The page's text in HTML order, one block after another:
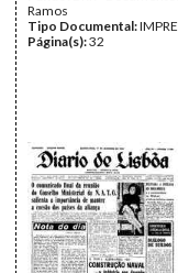
Ramos
Tipo Documental:
Página(s):32